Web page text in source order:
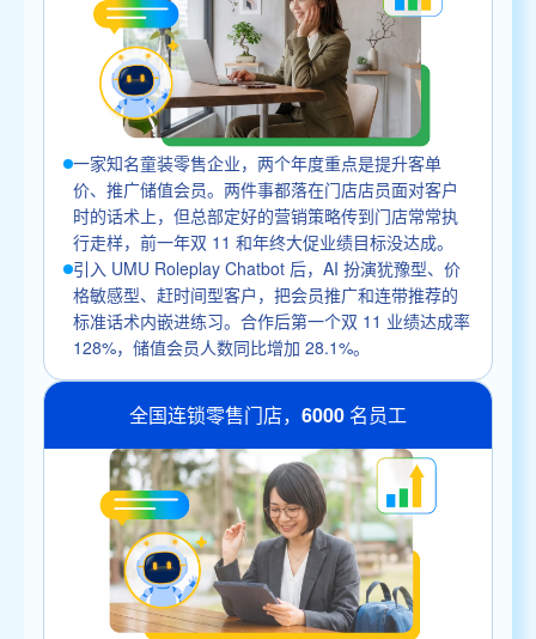
一家知名童装零售企业，两个年度重点是提升客单
价、推广储值会员。两件事都落在门店店员面对客户
时的话术上，但总部定好的营销策略传到门店常常执
行走样，前一年双 11 和年终大促业绩目标没达成。
引入 UMU Roleplay Chatbot 后，AI 扮演犹豫型、价
格敏感型、赶时间型客户，把会员推广和连带推荐的
标准话术内嵌进练习。合作后第一个双 11 业绩达成率
128%，储值会员人数同比增加 28.1%。
全国连锁零售门店，6000 名员工